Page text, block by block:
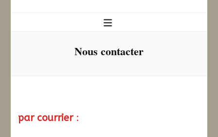
Nous contacter
par courrier: